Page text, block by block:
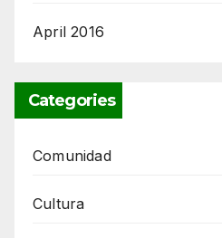
April 2016
Categories
Comunidad
Cultura